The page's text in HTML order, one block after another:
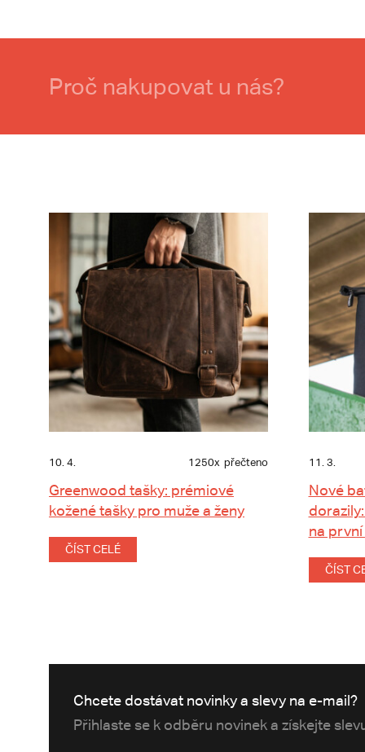
Proč nakupovat u nás?
10. 4. 1250x přečteno
Greenwood tašky: prémiové
kožené tašky pro muže a ženy
ČÍST CELÉ
11. 3.
Nové
na
ČÍST
Chcete dostávat novinky a slevy na e-mail?
Přihlaste se k odběru novinek a získejte